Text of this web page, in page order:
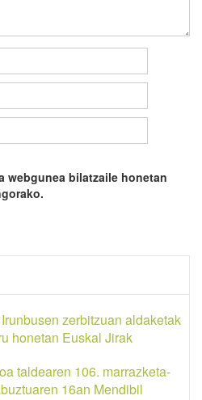
webgunea bilatzaile honetan
zerbitzuan aldaketak
honetan Euskal Jirak
taldearen 106. marrazketa-
16an Mendibil